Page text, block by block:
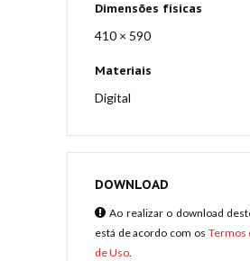
Dimensões físicas
410 × 590
Materiais
Digital
DOWNLOAD
Ao realizar o download
está de acordo com os Termos
de Uso.